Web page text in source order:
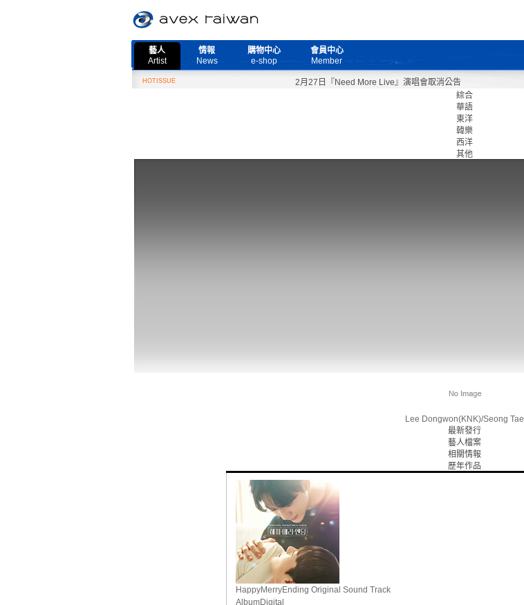
藝人
Artist
情報
News
購物中心
e-shop
會員中心
Member
HOTISSUE 2月27日『Need More Live』演唱會取消公告
綜合
華語
東洋
韓樂
西洋
其他
Lee Dongwon(KNK)/Seong Tae
最新發行
藝人檔案
相關情報
歷年作品
HappyMerryEnding Original Sound Track
AlbumDigital